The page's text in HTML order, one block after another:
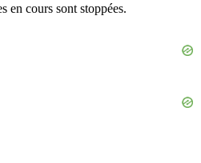
en cours sont stoppées.